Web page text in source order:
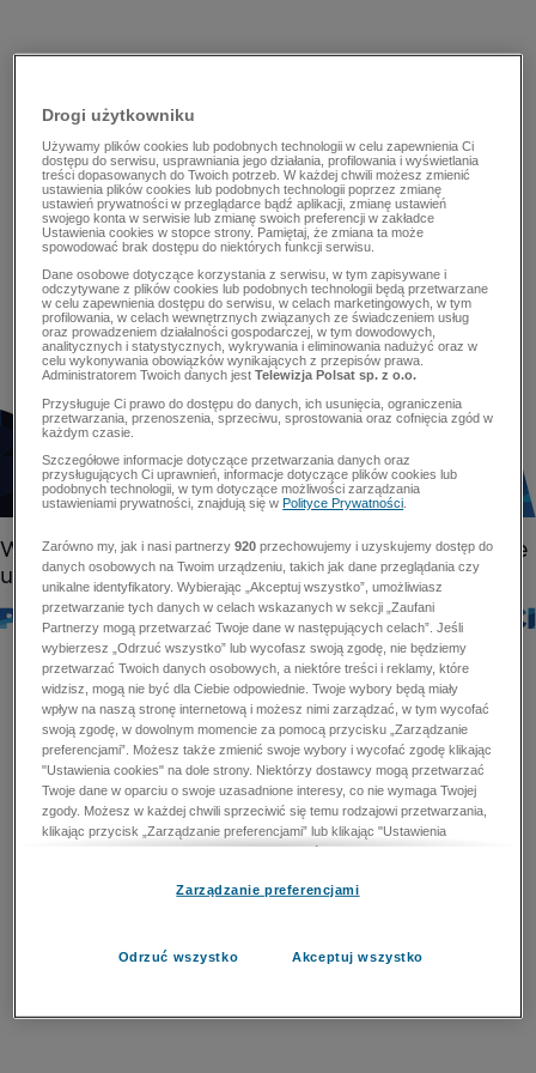
Drogi użytkowniku
Używamy plików cookies lub podobnych technologii w celu zapewnienia Ci
dostępu do serwisu, usprawniania jego działania, profilowania i wyświetlania
treści dopasowanych do Twoich potrzeb. W każdej chwili możesz zmienić
ustawienia plików cookies lub podobnych technologii poprzez zmianę
ustawień prywatności w przeglądarce bądź aplikacji, zmianę ustawień
swojego konta w serwisie lub zmianę swoich preferencji w zakładce
Ustawienia cookies w stopce strony. Pamiętaj, że zmiana ta może
spowodować brak dostępu do niektórych funkcji serwisu.
Dane osobowe dotyczące korzystania z serwisu, w tym zapisywane i
odczytywane z plików cookies lub podobnych technologii będą przetwarzane
w celu zapewnienia dostępu do serwisu, w celach marketingowych, w tym
profilowania, w celach wewnętrznych związanych ze świadczeniem usług
oraz prowadzeniem działalności gospodarczej, w tym dowodowych,
analitycznych i statystycznych, wykrywania i eliminowania nadużyć oraz w
celu wykonywania obowiązków wynikających z przepisów prawa.
Administratorem Twoich danych jestTelewizja Polsat sp. z o.o.
Przysługuje Ci prawo do dostępu do danych, ich usunięcia, ograniczenia
przetwarzania, przenoszenia, sprzeciwu, sprostowania oraz cofnięcia zgód w
każdym czasie.
Szczegółowe informacje dotyczące przetwarzania danych oraz
przysługujących Ci uprawnień, informacje dotyczące plików cookies lub
podobnych technologii, w tym dotyczące możliwości zarządzania
ustawieniami prywatności, znajdują się wPolityce Prywatności
Zarówno my, jak i nasi partnerzy920 przechowujemy i uzyskujemy dostęp do
danych osobowych na Twoim urządzeniu, takich jak dane przeglądania czy
unikalne identyfikatory. Wybierając „Akceptuj wszystko”, umożliwiasz
przetwarzanie tych danych w celach wskazanych w sekcji „Zaufani
Partnerzy mogą przetwarzać Twoje dane w następujących celach”. Jeśli
wybierzesz „Odrzuć wszystko” lub wycofasz swoją zgodę, nie będziemy
przetwarzać Twoich danych osobowych, a niektóre treści i reklamy, które
widzisz, mogą nie być dla Ciebie odpowiednie. Twoje wybory będą miały
wpływ na naszą stronę internetową i możesz nimi zarządzać, w tym wycofać
swoją zgodę, w dowolnym momencie za pomocą przycisku „Zarządzanie
preferencjami”. Możesz także zmienić swoje wybory i wycofać zgodę klikając
"Ustawienia cookies" na dole strony. Niektórzy dostawcy mogą przetwarzać
Twoje dane w oparciu o swoje uzasadnione interesy, co nie wymaga Twojej
zgody. Możesz w każdej chwili sprzeciwić się temu rodzajowi przetwarzania,
klikając przycisk „Zarządzanie preferencjami” lub klikając "Ustawienia
cookies" na dole strony. Nie możesz sprzeciwić się przetwarzaniu przez
zapobiegania oszustwom i naprawiania błędów, a w tym celu mogą zostać
przetwarzaniu danych osobowych w celu dostarczania i prezentacji reklam i
Zarządzanie preferencjami
Odrzuć wszystko Akceptuj wszystko